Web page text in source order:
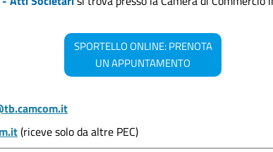
SPORTELLO ONLINE: PRENOTA
UN APPUNTAMENTO
(riceve solo da altre PEC)